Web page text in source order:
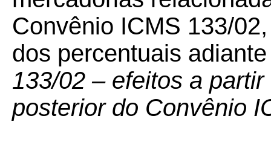
Convênio ICMS 133/
dos percentuais
133/02 – efeitos a
posterior do Convênio